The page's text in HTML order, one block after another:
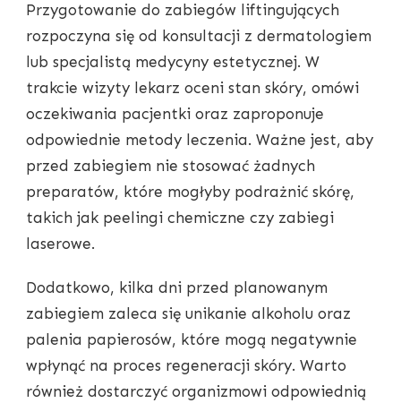
Przygotowanie do zabiegów liftingujących
rozpoczyna się od konsultacji z dermatologiem
lub specjalistą medycyny estetycznej. W
trakcie wizyty lekarz oceni stan skóry, omówi
oczekiwania pacjentki oraz zaproponuje
odpowiednie metody leczenia. Ważne jest, aby
przed zabiegiem nie stosować żadnych
preparatów, które mogłyby podrażnić skórę,
takich jak peelingi chemiczne czy zabiegi
laserowe.
Dodatkowo, kilka dni przed planowanym
zabiegiem zaleca się unikanie alkoholu oraz
palenia papierosów, które mogą negatywnie
wpłynąć na proces regeneracji skóry. Warto
również dostarczyć organizmowi odpowiednią